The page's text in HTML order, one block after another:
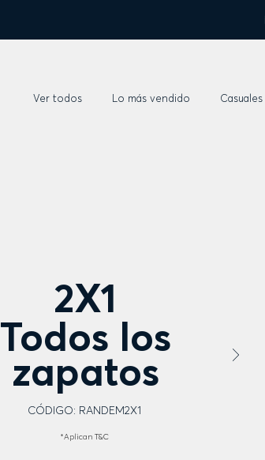
Ver todos Lo más vendido Casuales
2X1
Todos los
zapatos
CÓDIGO: RANDEM2X1
*Aplican T&C